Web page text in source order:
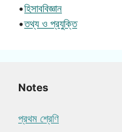
•হিসাববিজ্ঞান
•তথ্য ও প্রযুক্তি
Notes
প্রথম শ্রেণি